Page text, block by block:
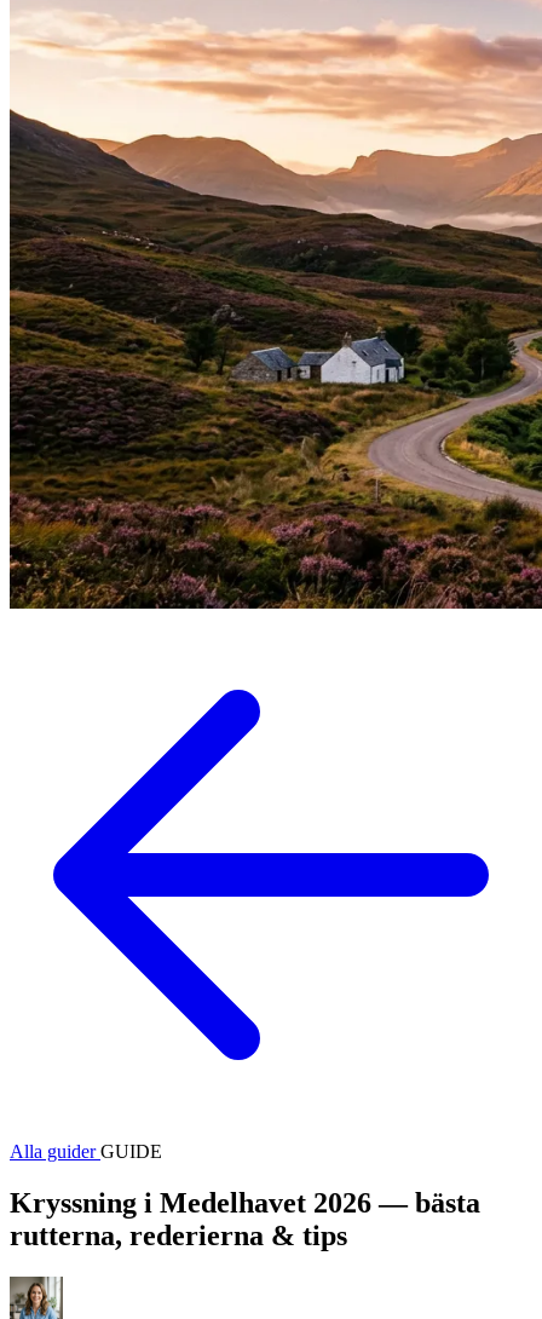
Alla guiderGUIDE
Kryssning i Medelhavet 2026 — bästa
rutterna, rederierna & tips